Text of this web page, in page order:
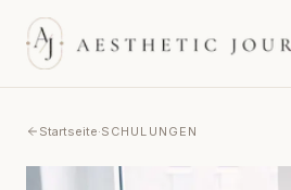
Startseite·SCHULUNGEN